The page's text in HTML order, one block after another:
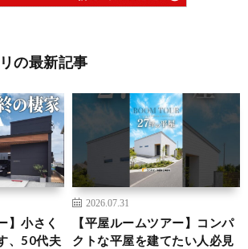
の最新記事
】小さく
、50代夫
2026.07.31
【平屋ルームツアー】コンパ
クトな平屋を建てたい人必見